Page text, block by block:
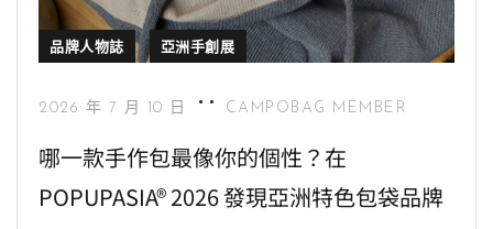
品牌人物誌 亞洲手創展
2026 年 7 月 10 日 CAMPOBAG MEMBER
哪一款手作包最像你的個性？在
POPUPASIA® 2026 發現亞洲特色包袋品牌